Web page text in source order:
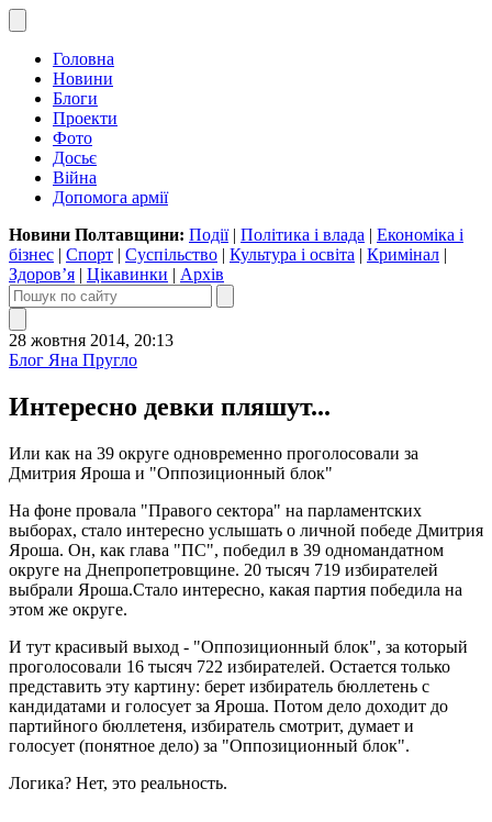
Головна
Новини
Блоги
Проекти
Фото
Досьє
Війна
Допомога армії
Новини Полтавщини: Події| Політика і влада | Економіка і
бізнес | Спорт | Суспільство | Культура і освіта | Кримінал |
Здоров’я | Цікавинки | Архів
28 жовтня 2014, 20:13
Блог Яна Пругло
Интересно девки пляшут...
Или как на 39 округе одновременно проголосовали за
Дмитрия Яроша и "Оппозиционный блок"
На фоне провала "Правого сектора" на парламентских
выборах, стало интересно услышать о личной победе Дмитрия
Яроша. Он, как глава "ПС", победил в 39 одномандатном
округе на Днепропетровщине. 20 тысяч 719 избирателей
выбрали Яроша.Стало интересно, какая партия победила на
этом же округе.
И тут красивый выход - "Оппозиционный блок", за который
проголосовали 16 тысяч 722 избирателей. Остается только
представить эту картину: берет избиратель бюллетень с
кандидатами и голосует за Яроша. Потом дело доходит до
партийного бюллетеня, избиратель смотрит, думает и
голосует (понятное дело) за "Оппозиционный блок".
Логика? Нет, это реальность.